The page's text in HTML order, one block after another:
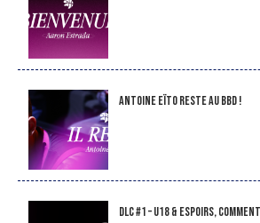
Antoine Eïto reste au BBD !
DLC #1 – U18 & Espoirs,